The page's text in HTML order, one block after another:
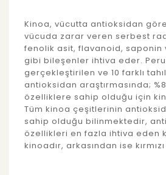
Kinoa, vücutta antioksidan
vücuda zarar veren serbest
fenolik asit, flavanoid, saponin
gibi bileşenler ihtiva eder.
gerçekleştirilen ve 10 farklı
antioksidan araştırmasında;
özelliklere sahip olduğu için
Tüm kinoa çeşitlerinin
sahip olduğu bilinmektedir,
özellikleri en fazla ihtiva eden
kinoadır, arkasından ise